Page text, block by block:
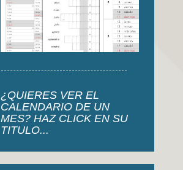
¿QUIERES VER EL
CALENDARIO DE UN
MES? HAZ CLICK EN SU
TITULO...